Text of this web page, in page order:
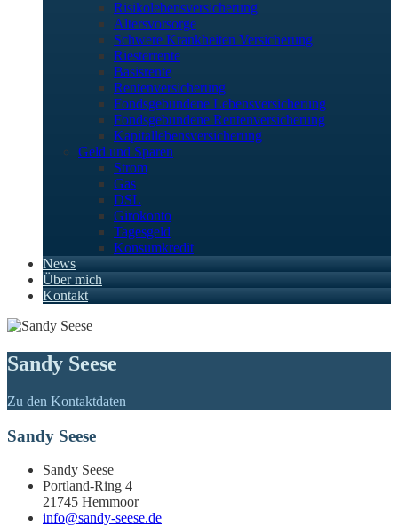
Risikolebensversicherung
Altersvorsorge
Schwere Krankheiten Versicherung
Riesterrente
Basisrente
Rentenversicherung
Fondsgebundene Lebensversicherung
Fondsgebundene Rentenversicherung
Kapitallebensversicherung
Geld und Sparen
Strom
Gas
DSL
Girokonto
Tagesgeld
Konsumkredit
News
Über mich
Kontakt
Sandy Seese
Zu den Kontaktdaten
Sandy Seese
Sandy Seese
Portland-Ring 4
21745 Hemmoor
info@sandy-seese.de